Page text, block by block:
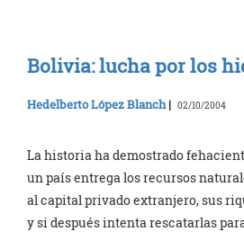
Bolivia: lucha por los
Hedelberto López Blanch| 02/10/2004
La historia ha demostrado
un país entrega los recursos
al capital privado extranjero, sus
y si después intenta rescatarlas